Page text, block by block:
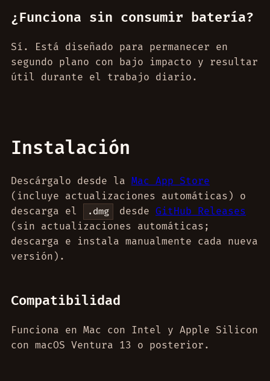
¿Funciona sin consumir batería?
Sí. Está diseñado para permanecer en
segundo plano con bajo impacto y resultar
útil durante el trabajo diario.
Instalación
Descárgalo desde la Mac App Store
(incluye actualizaciones automáticas) o
descarga el
.dmg desdeGitHub Releases
(sin actualizaciones automáticas;
descarga e instala manualmente cada nueva
versión).
Compatibilidad
Funciona en Mac con Intel y Apple Silicon
con macOS Ventura 13 o posterior.